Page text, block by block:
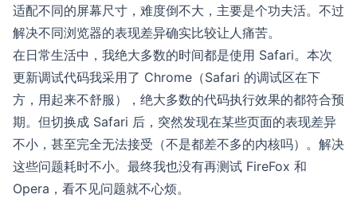
适配不同的屏幕尺寸，难度倒不大，主要是个功夫活。不过
解决不同浏览器的表现差异确实比较让人痛苦。
在日常生活中，我绝大多数的时间都是使用 Safari。本次
更新调试代码我采用了 Chrome（Safari 的调试区在下
方，用起来不舒服），绝大多数的代码执行效果的都符合预
期。但切换成 Safari 后，突然发现在某些页面的表现差异
不小，甚至完全无法接受（不是都差不多的内核吗）。解决
这些问题耗时不小。最终我也没有再测试 FireFox 和
Opera，看不见问题就不心烦。